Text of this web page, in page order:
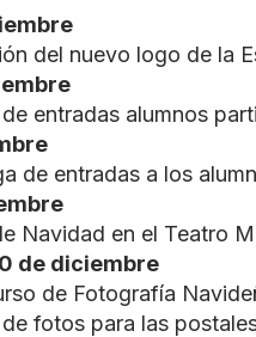
del nuevo logo de la
entradas alumnos
de entradas a los
Navidad en el Teatro
de diciembre
de Fotografía
fotos para las